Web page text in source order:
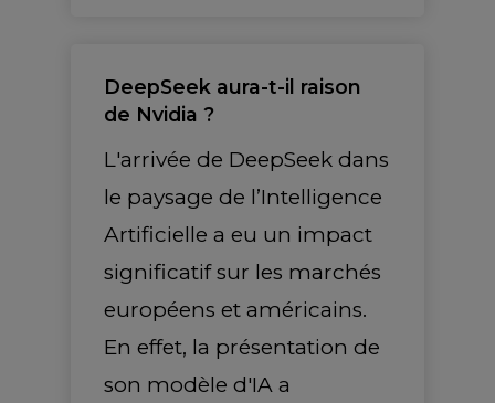
DeepSeek aura-t-il raison
de Nvidia ?
L'arrivée de DeepSeek dans
le paysage de l’Intelligence
Artificielle a eu un impact
significatif sur les marchés
européens et américains.
En effet, la présentation de
son modèle d'IA a